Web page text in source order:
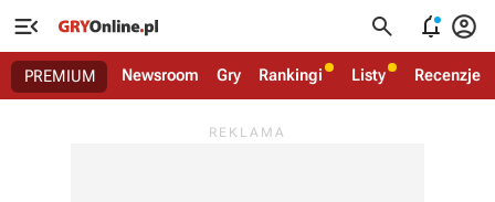
   
PREMIUM Newsroom Gry Rankingi Listy Recenzje